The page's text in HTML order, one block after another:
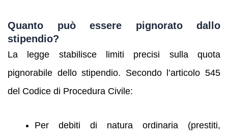
Quanto può essere pignorato dallo
stipendio?
La legge stabilisce limiti precisi sulla quota
pignorabile dello stipendio. Secondo l’articolo 545
del Codice di Procedura Civile:
Per debiti di natura ordinaria (prestiti,